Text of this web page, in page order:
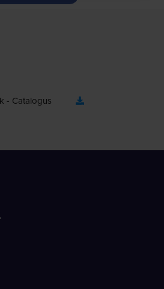
- Catalogus